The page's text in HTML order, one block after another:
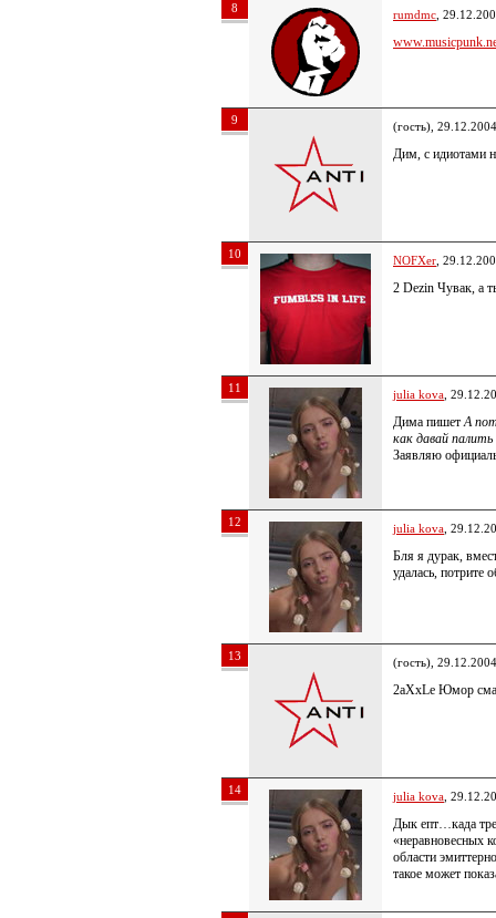
8 rumdmc ,
9 (гость),
Дим, с идиотами
10 NOFXer ,
2 Dezin Чувак, а
11 julia kova ,
Дима пишетА
как давай
Заявляю
12 julia kova ,
Бля я дурак,
удалась, потрите
13 (гость),
2aXxLe Юмор
14 julia kova ,
Дык епт…када
«неравновесных
области
такое может